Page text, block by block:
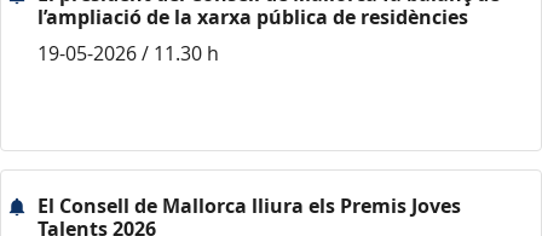
l’ampliació de la xarxa pública de residències
19-05-2026 / 11.30 h
El Consell de Mallorca lliura els Premis Joves
Talents 2026